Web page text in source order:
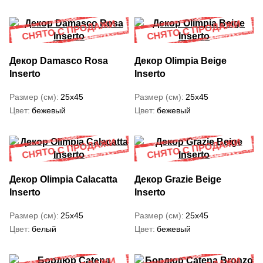
Декор Damasco Rosa
Inserto
Размер (см) 25x45
Цвет бежевый
Декор Olimpia Beige
Inserto
Размер (см) 25x45
Цвет бежевый
Декор Olimpia Calacatta
Inserto
Размер (см) 25x45
Цвет белый
Декор Grazie Beige
Inserto
Размер (см) 25x45
Цвет бежевый